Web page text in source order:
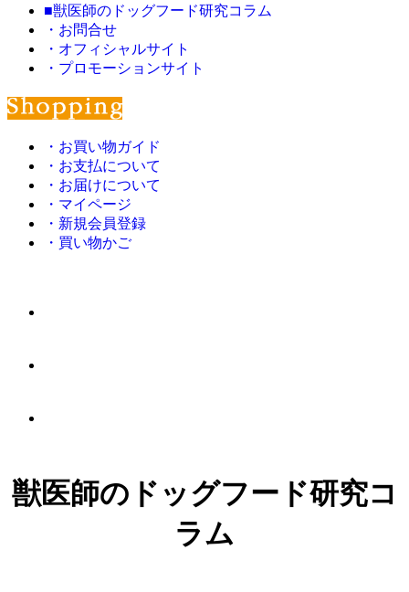
■獣医師のドッグフード研究コラム
・お問合せ
・オフィシャルサイト
・プロモーションサイト
・お買い物ガイド
・お支払について
・お届けについて
・マイページ
・新規会員登録
・買い物かご
獣医師のドッグフード研究コ
ラム